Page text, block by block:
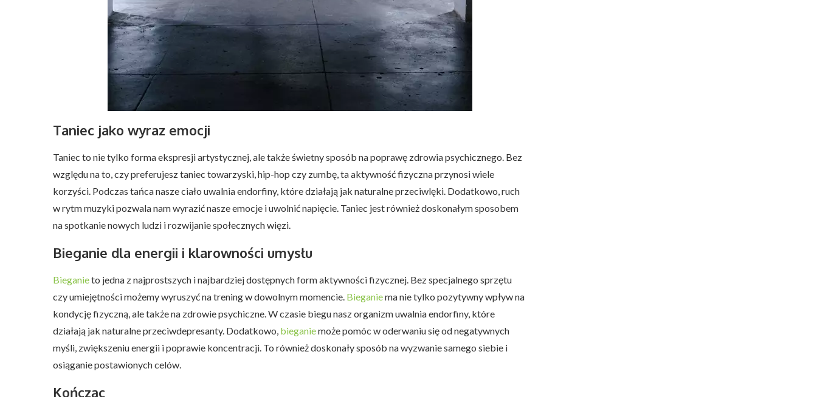
Taniec jako wyraz emocji
Taniec to nie tylko forma ekspresji artystycznej, ale także świetny sposób na poprawę zdrowia psychicznego. Bez
względu na to, czy preferujesz taniec towarzyski, hip-hop czy zumbę, ta aktywność fizyczna przynosi wiele
korzyści. Podczas tańca nasze ciało uwalnia endorfiny, które działają jak naturalne przeciwlęki. Dodatkowo, ruch
w rytm muzyki pozwala nam wyrazić nasze emocje i uwolnić napięcie. Taniec jest również doskonałym sposobem
na spotkanie nowych ludzi i rozwijanie społecznych więzi.
Bieganie dla energii i klarowności umysłu
Bieganieto jedna z najprostszych i najbardziej dostępnych form aktywności fizycznej. Bez specjalnego sprzętu
czy umiejętności możemy wyruszyć na trening w dowolnym momencie. Bieganiema nie tylko pozytywny wpływ na
kondycję fizyczną, ale także na zdrowie psychiczne. W czasie biegu nasz organizm uwalnia endorfiny, które
działają jak naturalne przeciwdepresanty. Dodatkowo, bieganiemoże pomóc w oderwaniu się od negatywnych
myśli, zwiększeniu energii i poprawie koncentracji. To również doskonały sposób na wyzwanie samego siebie i
osiąganie postawionych celów.
Kończąc